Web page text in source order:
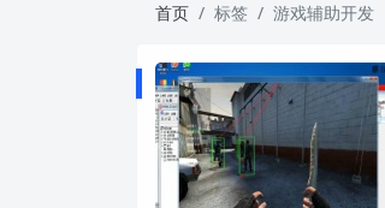
首页 标签 游戏辅助开发